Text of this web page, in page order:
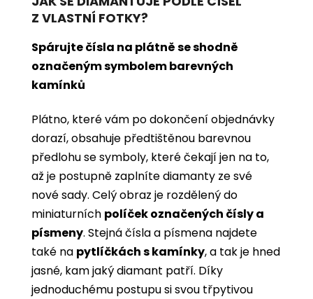
Z VLASTNÍ FOTKY?
Spárujte čísla na plátně se shodně
označeným symbolem barevných
kamínků
Plátno, které vám po dokončení objednávky
dorazí, obsahuje předtištěnou barevnou
předlohu se symboly, které čekají jen na to,
až je postupně zaplníte diamanty ze své
nové sady. Celý obraz je rozdělený do
miniaturních políček označených čísly a
písmeny. Stejná čísla a písmena najdete
také na pytlíčkách s kamínky, a tak je hned
jasné, kam jaký diamant patří. Díky
jednoduchému postupu si svou třpytivou